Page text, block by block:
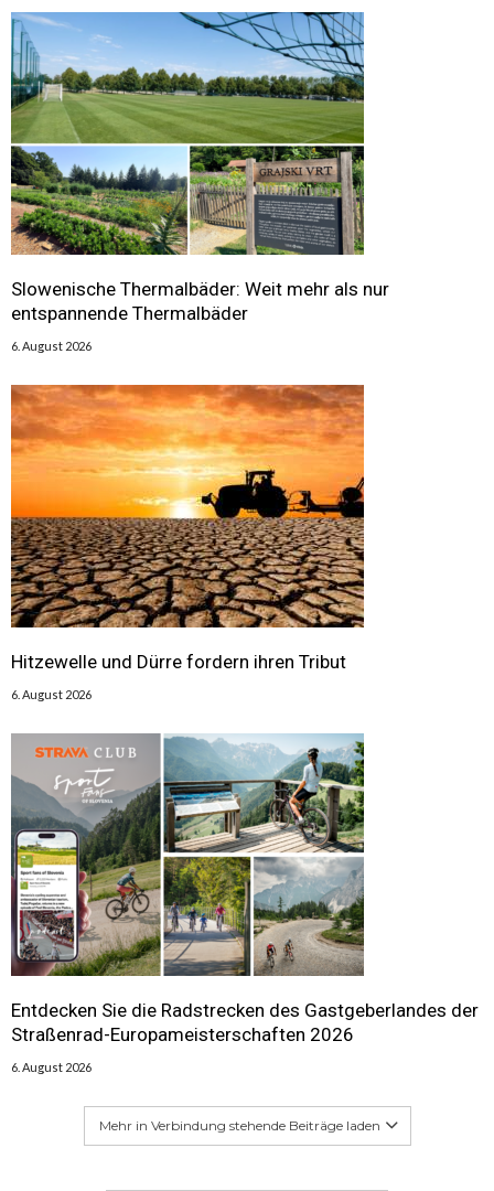
Slowenische Thermalbäder: Weit mehr als nur
entspannende Thermalbäder
6. August 2026
Hitzewelle und Dürre fordern ihren Tribut
6. August 2026
Entdecken Sie die Radstrecken des Gastgeberlandes der
Straßenrad-Europameisterschaften 2026
6. August 2026
Mehr in Verbindung stehende Beiträge laden